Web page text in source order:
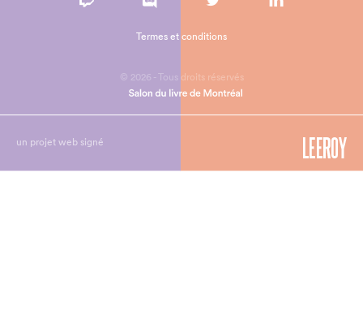
© 2026 - Tous droits réservés
Termes et conditions
un projet web signé